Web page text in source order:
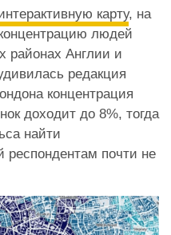
карту, на
людей
районах Англии и
редакция
концентрация
доходит до 8%, тогда
найти
респондентам почти не